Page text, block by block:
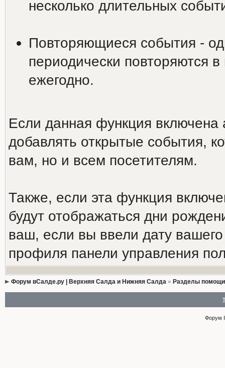
несколько длительных
Повторяющиеся события -
периодически повторяются
ежегодно.
Если данная функция
добавлять открытые события,
вам, но и всем посетителям.
Также, если эта функция
будут отображаться дни
ваш, если вы ввели дату
профиля панели управления
Форум вСалде.ру | Верхняя Салда и Нижняя Салда» Разделы
Форум